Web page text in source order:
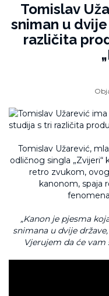
Tomislav
sniman u
različita
Tomislav Užarević,
odličnog singla
retro zvukom,
kanonom, spaja
„Kanon je pjesma
snimana u dvije
Vjerujem da će vam